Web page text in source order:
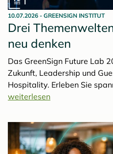
10.07.2026 - GREENSIGN INSTITUT
Drei
neu denken
Das GreenSign Future Lab
Zukunft, Leadership und
Hospitality. Erleben Sie
und Wissenschaft sowie
Early-Bird-Tickets sichern!
weiterlesen